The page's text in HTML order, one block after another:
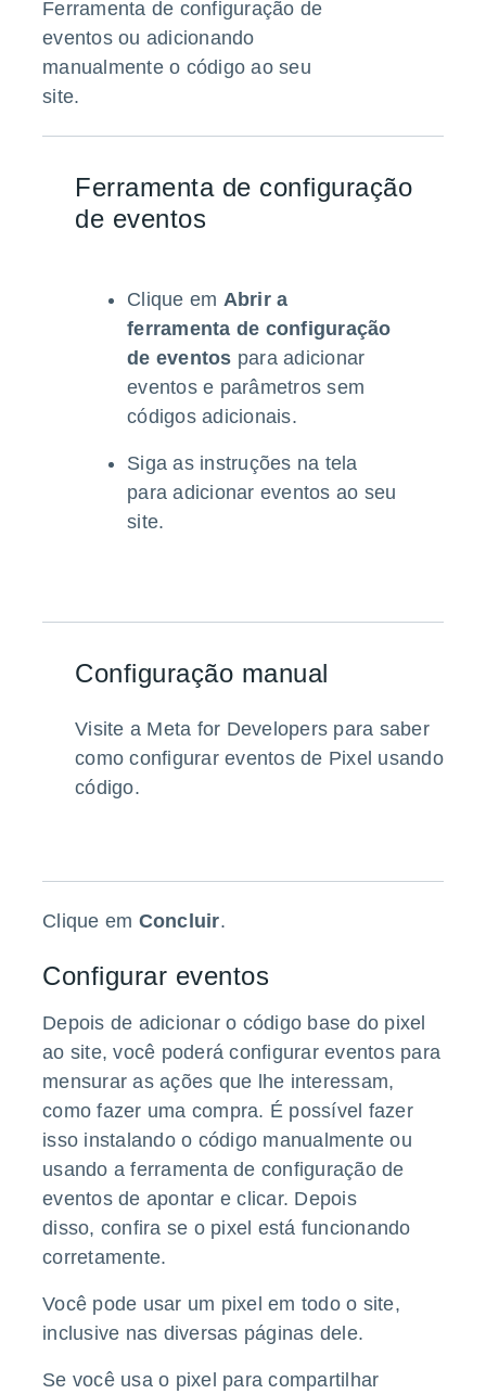
Ferramenta de configuração de
eventos ou adicionando
manualmente o código ao seu
site.
Ferramenta de configuração
de eventos
Clique em Abrir a
ferramenta de configuração
de eventos para adicionar
eventos e parâmetros sem
códigos adicionais.
Siga as instruções na tela
para adicionar eventos ao seu
site.
Configuração manual
Visite a Meta for Developers para saber
como configurar eventos de Pixel usando
código.
Clique em Concluir.
Configurar eventos
Depois de adicionar o código base do pixel
ao site, você poderá configurar eventos para
mensurar as ações que lhe interessam,
como fazer uma compra. É possível fazer
isso instalando o código manualmente ou
usando aferramenta de configuração de
eventosde apontar e clicar. Depois
disso, confira se o pixel está funcionando
corretamente.
Você pode usar um pixel em todo o site,
inclusive nas diversas páginas dele.
Se você usa o pixel para compartilhar